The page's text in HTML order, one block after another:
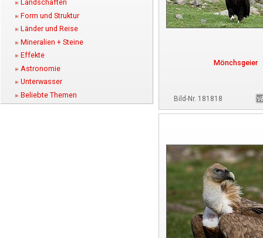
Landschaften
Form und Struktur
Länder und Reise
Mineralien + Steine
Effekte
Astronomie
Unterwasser
Beliebte Themen
Mönchsgeier
Bild-Nr. 181818